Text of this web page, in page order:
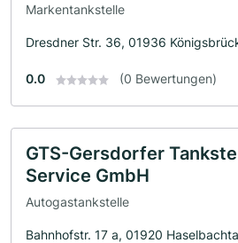
Markentankstelle
Dresdner Str. 36, 01936
0.0 (0 Bewertungen)
GTS-Gersdorfer
Service GmbH
Autogastankstelle
Bahnhofstr. 17 a, 01920